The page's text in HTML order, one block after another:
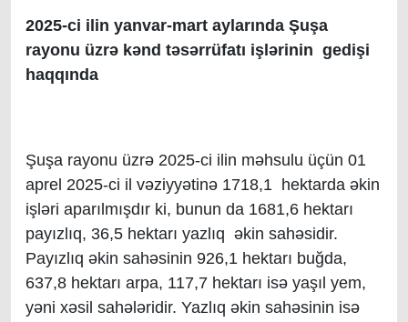
2025-ci ilin yanvar-mart aylarında Şuşa
rayonu üzrə kənd təsərrüfatı işlərinin gedişi
haqqında
Şuşa rayonu üzrə 2025-ci ilin məhsulu üçün 01
aprel 2025-ci il vəziyyətinə 1718,1 hektarda əkin
işləri aparılmışdır ki, bunun da 1681,6 hektarı
payızlıq, 36,5 hektarı yazlıq əkin sahəsidir.
Payızlıq əkin sahəsinin 926,1 hektarı buğda,
637,8 hektarı arpa, 117,7 hektarı isə yaşıl yem,
yəni xəsil sahələridir. Yazlıq əkin sahəsinin isə